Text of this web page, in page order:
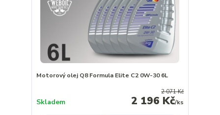
Motorový olej Q8 Formula Elite C2 0W-30 6L
2 071 Kč
2 196 Kč/ks
Skladem